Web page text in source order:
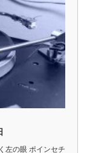
左の眼 ポインセチ